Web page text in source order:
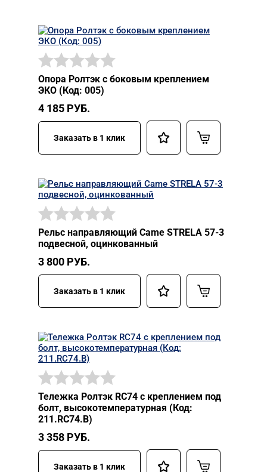
Опора Ролтэк с боковым креплением
ЭКО (Код: 005)
4 185 РУБ.
Заказать в 1 клик
Рельс направляющий Came STRELA 57-3
подвесной, оцинкованный
3 800 РУБ.
Заказать в 1 клик
Тележка Ролтэк RC74 с креплением под
болт, высокотемпературная (Код:
211.RC74.В)
3 358 РУБ.
Заказать в 1 клик